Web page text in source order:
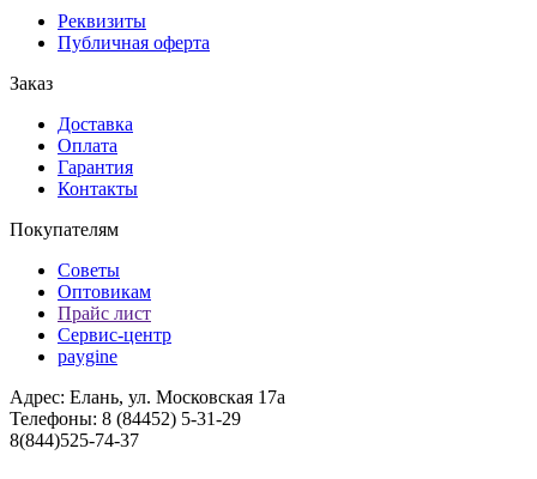
Реквизиты
Публичная оферта
Заказ
Доставка
Оплата
Гарантия
Контакты
Покупателям
Советы
Оптовикам
Прайс лист
Сервис-центр
paygine
Адрес: Елань, ул. Московская 17а
Телефоны: 8 (84452) 5-31-29
8(844)525-74-37